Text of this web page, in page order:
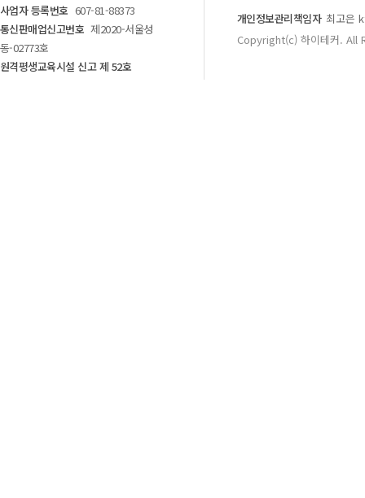
사업자 등록번호 607-81-88373
통신판매업신고번호 제2020-서울성
동-02773호
원격평생교육시설 신고 제 52호
개인정보관리책임자 최고은
Copyright(c) 하이테커.